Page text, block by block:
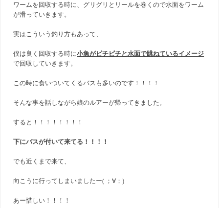
ワームを回収する時に、グリグリとリールを巻くので水面をワーム
が滑っていきます。
実はこういう釣り方もあって、
僕は良く回収する時に小魚がピチピチと水面で跳ねているイメージ
で回収していきます。
この時に食いついてくるバスも多いのです！！！！
そんな事を話しながら娘のルアーが帰ってきました。
すると！！！！！！！！
下にバスが付いて来てる！！！！
でも近くまで来て、
向こうに行ってしまいましたー( ；∀；)
あー惜しい！！！！